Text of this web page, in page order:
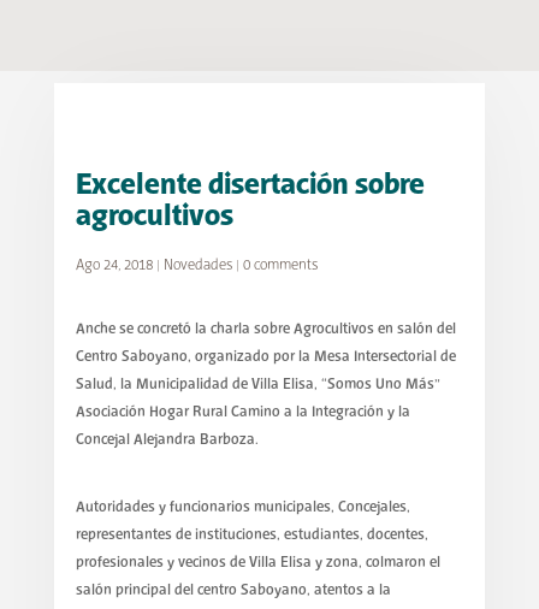
Excelente disertación sobre
agrocultivos
Ago 24, 2018| Novedades| 0 comments
Anche se concretó la charla sobre Agrocultivos en salón del
Centro Saboyano, organizado por la Mesa Intersectorial de
Salud, la Municipalidad de Villa Elisa, “Somos Uno Más”
Asociación Hogar Rural Camino a la Integración y la
Concejal Alejandra Barboza.
Autoridades y funcionarios municipales, Concejales,
representantes de instituciones, estudiantes, docentes,
profesionales y vecinos de Villa Elisa y zona, colmaron el
salón principal del centro Saboyano, atentos a la